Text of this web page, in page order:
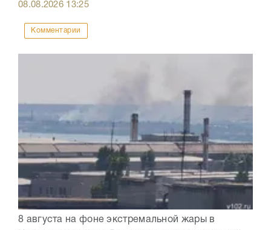
08.08.2026 13:25
Комментарии
8 августа на фоне экстремальной жары в